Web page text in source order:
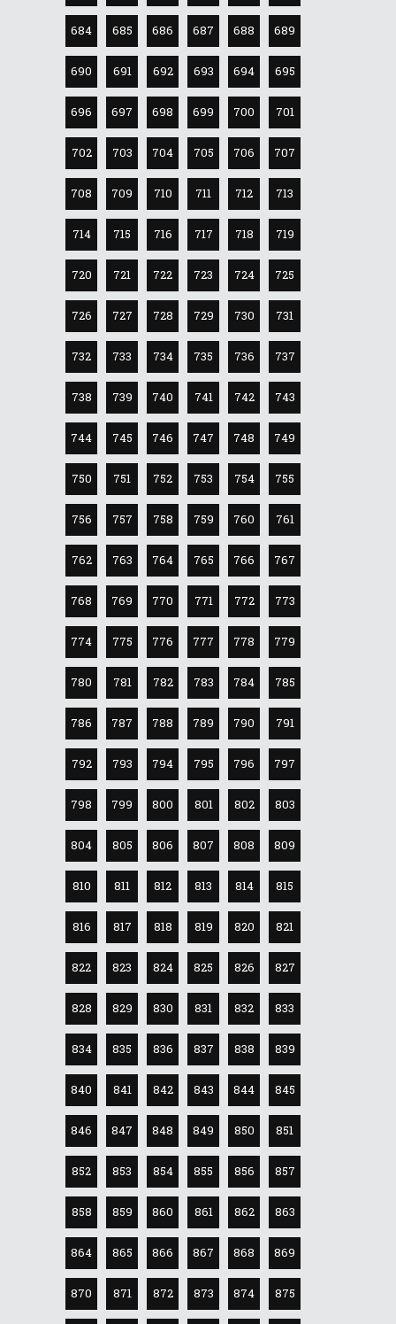
684 685 686 687 688 689
690 691 692 693 694 695
696 697 698 699 700 701
702 703 704 705 706 707
708 709 710 711 712 713
714 715 716 717 718 719
720 721 722 723 724 725
726 727 728 729 730 731
732 733 734 735 736 737
738 739 740 741 742 743
744 745 746 747 748 749
750 751 752 753 754 755
756 757 758 759 760 761
762 763 764 765 766 767
768 769 770 771 772 773
774 775 776 777 778 779
780 781 782 783 784 785
786 787 788 789 790 791
792 793 794 795 796 797
798 799 800 801 802 803
804 805 806 807 808 809
810 811 812 813 814 815
816 817 818 819 820 821
822 823 824 825 826 827
828 829 830 831 832 833
834 835 836 837 838 839
840 841 842 843 844 845
846 847 848 849 850 851
852 853 854 855 856 857
858 859 860 861 862 863
864 865 866 867 868 869
870 871 872 873 874 875